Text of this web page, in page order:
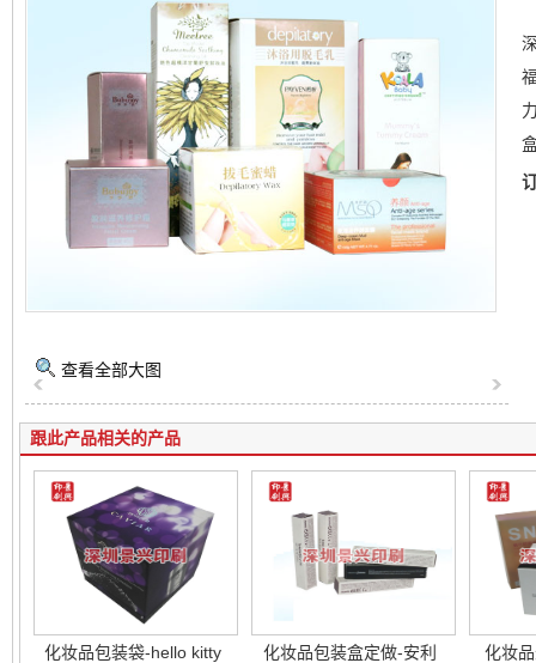
查看全部大图
跟此产品相关的产品
化妆品包装袋-hello kitty
化妆品包装盒定做-安利 化妆